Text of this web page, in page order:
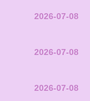
2026-07-08
2026-07-08
2026-07-08